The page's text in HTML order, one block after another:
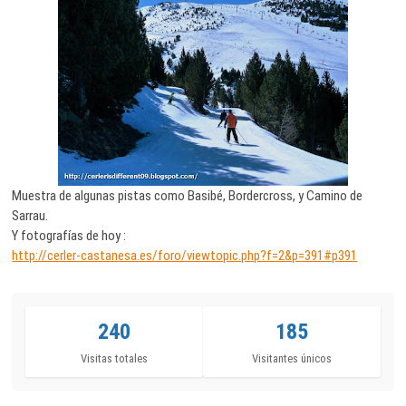
Muestra de algunas pistas como Basibé, Bordercross, y Camino de
Sarrau.
Y fotografías de hoy :
http://cerler-castanesa.es/foro/viewtopic.php?f=2&p=391#p391
240
Visitas totales
185
Visitantes únicos